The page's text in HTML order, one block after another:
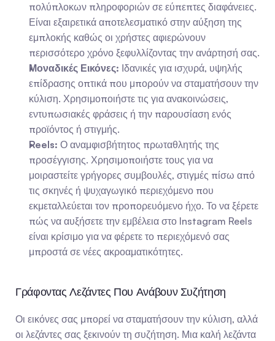
πολύπλοκων πληροφοριών σε εύπεπτες διαφάνειες.
Είναι εξαιρετικά αποτελεσματικό στην αύξηση της
εμπλοκής καθώς οι χρήστες αφιερώνουν
περισσότερο χρόνο ξεφυλλίζοντας την ανάρτησή σας.
Μοναδικές Εικόνες: Ιδανικές για ισχυρά, υψηλής
επίδρασης οπτικά που μπορούν να σταματήσουν την
κύλιση. Χρησιμοποιήστε τις για ανακοινώσεις,
εντυπωσιακές φράσεις ή την παρουσίαση ενός
προϊόντος ή στιγμής.
Reels: Ο αναμφισβήτητος πρωταθλητής της
προσέγγισης. Χρησιμοποιήστε τους για να
μοιραστείτε γρήγορες συμβουλές, στιγμές πίσω από
τις σκηνές ή ψυχαγωγικό περιεχόμενο που
εκμεταλλεύεται τον προπορευόμενο ήχο. Το να ξέρετε
πώς να αυξήσετε την εμβέλεια στο Instagram Reels
είναι κρίσιμο για να φέρετε το περιεχόμενό σας
μπροστά σε νέες ακροαματικότητες.
Γράφοντας Λεζάντες Που Ανάβουν Συζήτηση
Οι εικόνες σας μπορεί να σταματήσουν την κύλιση, αλλά
οι λεζάντες σας ξεκινούν τη συζήτηση. Μια καλή λεζάντα